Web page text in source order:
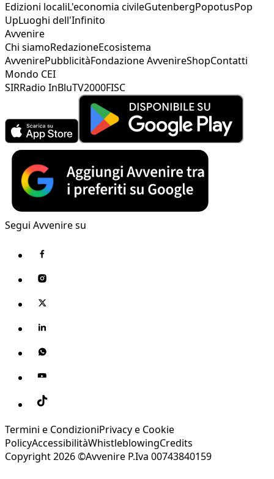
Edizioni localiL'economia civileGutenbergPopotusPop
UpLuoghi dell'Infinito
Avvenire
Chi siamoRedazioneEcosistema
AvvenirePubblicitàFondazione AvvenireShopContatti
Mondo CEI
SIRRadio InBluTV2000FISC
Segui Avvenire su
Termini e CondizioniPrivacy e Cookie
PolicyAccessibilitàWhistleblowingCredits
Copyright 2026 ©Avvenire P.Iva 00743840159